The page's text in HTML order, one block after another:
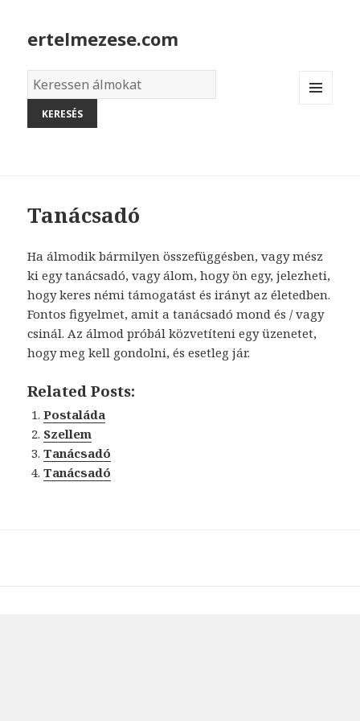
ertelmezese.com
Álmok
szótára
Tanácsadó
Ha álmodik bármilyen összefüggésben, vagy mész
ki egy tanácsadó, vagy álom, hogy ön egy, jelezheti,
hogy keres némi támogatást és irányt az életedben.
Fontos figyelmet, amit a tanácsadó mond és / vagy
csinál. Az álmod próbál közvetíteni egy üzenetet,
hogy meg kell gondolni, és esetleg jár.
Related Posts:
Postaláda
Szellem
Tanácsadó
Tanácsadó